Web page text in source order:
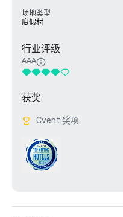
场地类型
度假村
行业评级
AAA
获奖
Cvent 奖项